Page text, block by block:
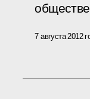
7 августа 2012